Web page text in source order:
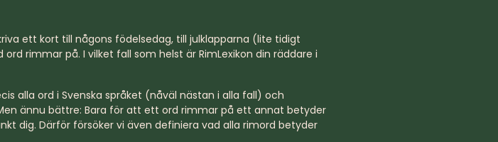
ett kort till någons födelsedag, till julklapparna (lite tidigt
rimmar på. I vilket fall som helst är RimLexikon din räddare i
alla ord i Svenska språket (nåväl nästan i alla fall) och
ännu bättre: Bara för att ett ord rimmar på ett annat betyder
dig. Därför försöker vi även definiera vad alla rimord betyder